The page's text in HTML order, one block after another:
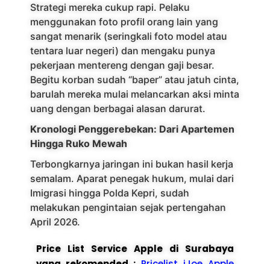
Strategi mereka cukup rapi. Pelaku
menggunakan foto profil orang lain yang
sangat menarik (seringkali foto model atau
tentara luar negeri) dan mengaku punya
pekerjaan mentereng dengan gaji besar.
Begitu korban sudah “baper” atau jatuh cinta,
barulah mereka mulai melancarkan aksi minta
uang dengan berbagai alasan darurat.
Kronologi Penggerebekan: Dari Apartemen
Hingga Ruko Mewah
Terbongkarnya jaringan ini bukan hasil kerja
semalam. Aparat penegak hukum, mulai dari
Imigrasi hingga Polda Kepri, sudah
melakukan pengintaian sejak pertengahan
April 2026.
Price List Service Apple di Surabaya